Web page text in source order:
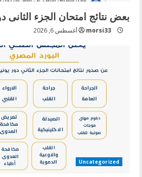
بعض نتائج امتحان الجزء الثانى دور
morsi33 أغسطس 6, 2026
Uncategorized